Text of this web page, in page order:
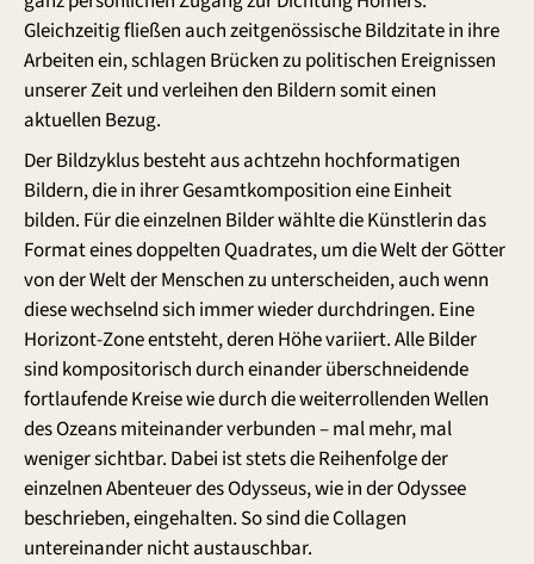
Gleichzeitig fließen auch zeitgenössische Bildzitate in ihre
Arbeiten ein, schlagen Brücken zu politischen Ereignissen
unserer Zeit und verleihen den Bildern somit einen
aktuellen Bezug.
Der Bildzyklus besteht aus achtzehn hochformatigen
Bildern, die in ihrer Gesamtkomposition eine Einheit
bilden. Für die einzelnen Bilder wählte die Künstlerin das
Format eines doppelten Quadrates, um die Welt der Götter
von der Welt der Menschen zu unterscheiden, auch wenn
diese wechselnd sich immer wieder durchdringen. Eine
Horizont-Zone entsteht, deren Höhe variiert. Alle Bilder
sind kompositorisch durch einander überschneidende
fortlaufende Kreise wie durch die weiterrollenden Wellen
des Ozeans miteinander verbunden – mal mehr, mal
weniger sichtbar. Dabei ist stets die Reihenfolge der
einzelnen Abenteuer des Odysseus, wie in der Odyssee
beschrieben, eingehalten. So sind die Collagen
untereinander nicht austauschbar.